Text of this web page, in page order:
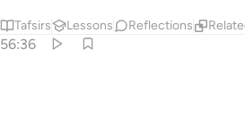
Tafsirs Lessons Reflections
56:36